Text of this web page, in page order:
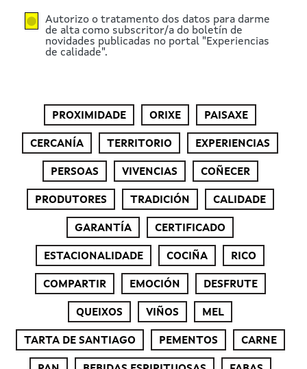
Autorizo o tratamento dos datos para darme
de alta como subscritor/a do boletín de
novidades publicadas no portal "Experiencias
de calidade".
PROXIMIDADE ORIXE PAISAXE
CERCANÍA TERRITORIO EXPERIENCIAS
PERSOAS VIVENCIAS COÑECER
PRODUTORES TRADICIÓN CALIDADE
GARANTÍA CERTIFICADO
ESTACIONALIDADE COCIÑA RICO
COMPARTIR EMOCIÓN DESFRUTE
QUEIXOS VIÑOS MEL
TARTA DE SANTIAGO PEMENTOS CARNE